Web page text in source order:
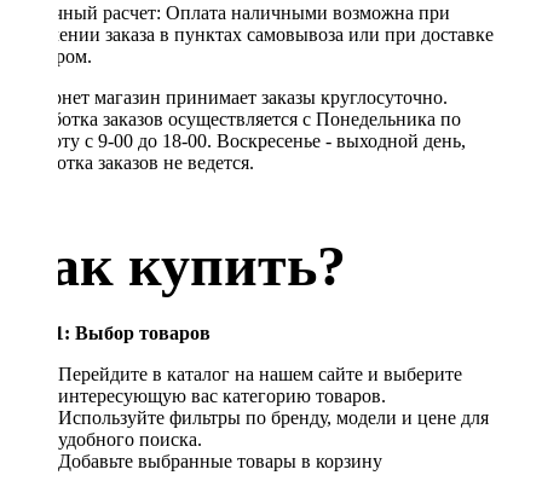
Наличный расчет: Оплата наличными возможна при
получении заказа в пунктах самовывоза или при доставке
курьером.
Интернет магазин принимает заказы круглосуточно.
Обработка заказов осуществляется с Понедельника по
Субботу с 9-00 до 18-00. Воскресенье - выходной день,
обработка заказов не ведется.
Как купить?
Шаг 1: Выбор товаров
Перейдите в каталог на нашем сайте и выберите
интересующую вас категорию товаров.
Используйте фильтры по бренду, модели и цене для
удобного поиска.
Добавьте выбранные товары в корзину